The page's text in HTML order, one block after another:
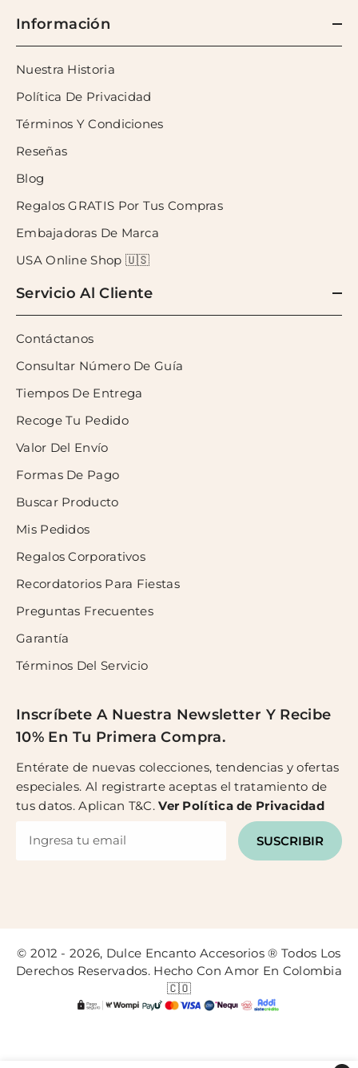
Información
Nuestra Historia
Política De Privacidad
Términos Y Condiciones
Reseñas
Blog
Regalos GRATIS Por Tus Compras
Embajadoras De Marca
USA Online Shop 🇺🇸
Servicio Al Cliente
Contáctanos
Consultar Número De Guía
Tiempos De Entrega
Recoge Tu Pedido
Valor Del Envío
Formas De Pago
Buscar Producto
Mis Pedidos
Regalos Corporativos
Recordatorios Para Fiestas
Preguntas Frecuentes
Garantía
Términos Del Servicio
Inscríbete A Nuestra Newsletter Y Recibe
10% En Tu Primera Compra.
Entérate de nuevas colecciones, tendencias y ofertas
especiales. Al registrarte aceptas el tratamiento de
tus datos. Aplican T&C.Ver Política de Privacidad
SUSCRIBIR
© 2012 - 2026, Dulce Encanto Accesorios ® Todos Los
Derechos Reservados. Hecho Con Amor En Colombia
🇨🇴